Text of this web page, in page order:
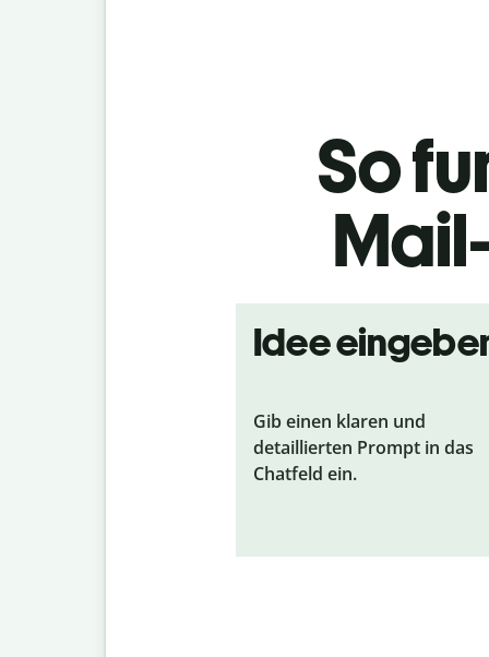
So
Idee
Gib einen klaren und
detaillierten Prompt in das
Chatfeld ein.